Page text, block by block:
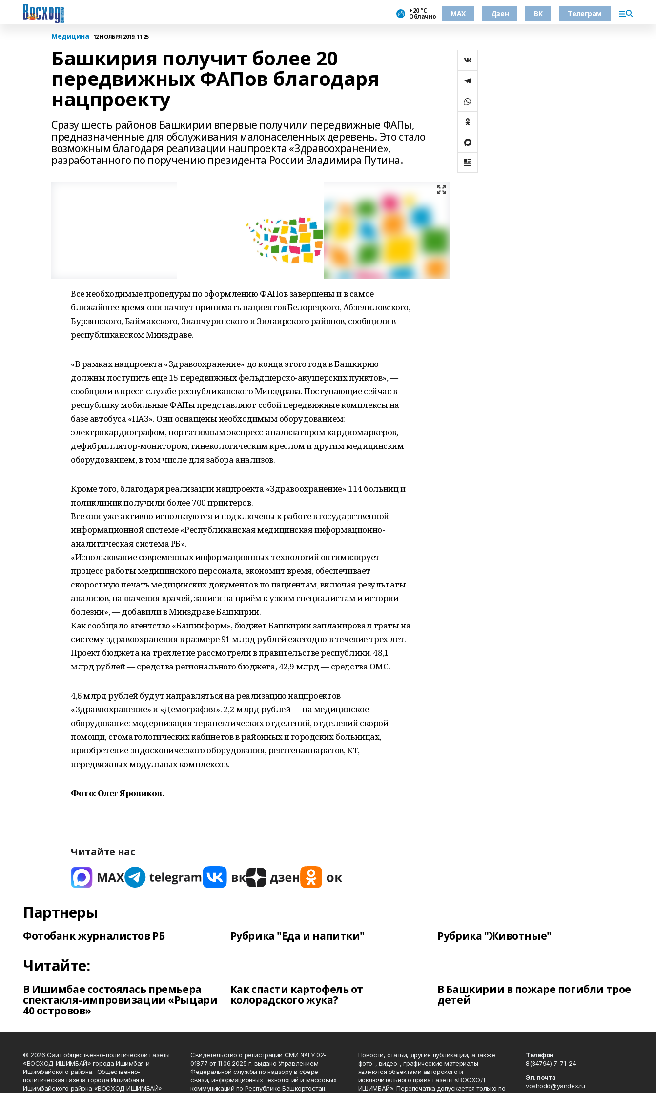
+20 °С
Облачно МАХ Дзен ВК Телеграм
Медицина 12 НОЯБРЯ 2019, 11:25
Башкирия получит более 20
передвижных ФАПов благодаря
нацпроекту
Сразу шесть районов Башкирии впервые получили передвижные ФАПы,
предназначенные для обслуживания малонаселенных деревень. Это стало
возможным благодаря реализации нацпроекта «Здравоохранение»,
разработанного по поручению президента России Владимира Путина.
Все необходимые процедуры по оформлению ФАПов завершены и в самое
ближайшее время они начнут принимать пациентов Белорецкого, Абзелиловского,
Бурзянского, Баймакского, Зианчуринского и Зилаирского районов, сообщили в
республиканском Минздраве.
«В рамках нацпроекта «Здравоохранение» до конца этого года в Башкирию
должны поступить еще 15 передвижных фельдшерско-акушерских пунктов», —
сообщили в пресс-службе республиканского Минздрава. Поступающие сейчас в
республику мобильные ФАПы представляют собой передвижные комплексы на
базе автобуса «ПАЗ». Они оснащены необходимым оборудованием:
электрокардиографом, портативным экспресс-анализатором кардиомаркеров,
дефибриллятор-монитором, гинекологическим креслом и другим медицинским
оборудованием, в том числе для забора анализов.
Кроме того, благодаря реализации нацпроекта «Здравоохранение» 114 больниц и
поликлиник получили более 700 принтеров.
Все они уже активно используются и подключены к работе в государственной
информационной системе «Республиканская медицинская информационно-
аналитическая система РБ».
«Использование современных информационных технологий оптимизирует
процесс работы медицинского персонала, экономит время, обеспечивает
скоростную печать медицинских документов по пациентам, включая результаты
анализов, назначения врачей, записи на приём к узким специалистам и истории
болезни», — добавили в Минздраве Башкирии.
Как сообщало агентство «Башинформ», бюджет Башкирии запланировал траты на
систему здравоохранения в размере 91 млрд рублей ежегодно в течение трех лет.
Проект бюджета на трехлетие рассмотрели в правительстве республики. 48,1
млрд рублей — средства регионального бюджета, 42,9 млрд — средства ОМС.
4,6 млрд рублей будут направляться на реализацию нацпроектов
«Здравоохранение» и «Демография». 2,2 млрд рублей — на медицинское
оборудование: модернизация терапевтических отделений, отделений скорой
помощи, стоматологических кабинетов в районных и городских больницах,
приобретение эндоскопического оборудования, рентгенаппаратов, КТ,
передвижных модульных комплексов.
Фото: Олег Яровиков.
Читайте нас
Партнеры
Фотобанк журналистов РБ Рубрика "Еда и напитки" Рубрика "Животные"
Читайте:
В Ишимбае состоялась премьера
спектакля-импровизации «Рыцари
40 островов»
Как спасти картофель от
колорадского жука?
В Башкирии в пожаре погибли трое
детей
© 2026 Сайт общественно-политической газеты
«ВОСХОД ИШИМБАЙ» города Ишимбая и
Ишимбайского района. Общественно-
политическая газета города Ишимбая и
Ишимбайского района «ВОСХОД ИШИМБАЙ»
Свидетельство о регистрации СМИ №ТУ 02-
01877 от 11.06.2025 г. выдано Управлением
Федеральной службы по надзору в сфере
связи, информационных технологий и массовых
коммуникаций по Республике Башкортостан.
Новости, статьи, другие публикации, а также
фото-, видео-, графические материалы
являются объектами авторского и
исключительного права газеты «ВОСХОД
ИШИМБАЙ». Перепечатка допускается только по
Телефон
8(34794) 7-71-24
Эл. почта
voshodd@yandex.ru